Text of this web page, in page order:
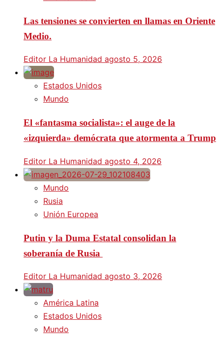
Las tensiones se convierten en llamas en Oriente
Medio.
Editor La Humanidad agosto 5, 2026
Estados Unidos
Mundo
El «fantasma socialista»: el auge de la
«izquierda» demócrata que atormenta a Trump
Editor La Humanidad agosto 4, 2026
Mundo
Rusia
Unión Europea
Putin y la Duma Estatal consolidan la
soberanía de Rusia
Editor La Humanidad agosto 3, 2026
América Latina
Estados Unidos
Mundo